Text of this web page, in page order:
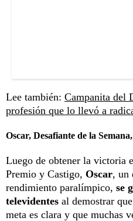
Lee también: Campanita del
profesión que lo llevó a
Oscar, Desafiante de la
Luego de obtener la victoria
Premio y Castigo, Oscar, un
rendimiento paralímpico, se
televidentes al demostrar
meta es clara y que muchas